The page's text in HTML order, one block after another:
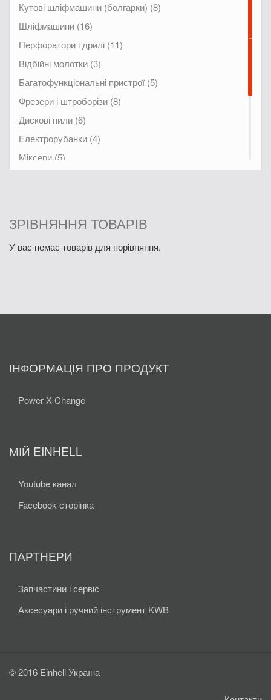
Кутові шліфмашини (болгарки) (8)
Шліфмашини (16)
Перфоратори і дрилі (11)
Відбійні молотки (3)
Багатофункціональні пристрої (5)
Фрезери і штроборізи (8)
Дискові пили (6)
Електрорубанки (4)
Міксери (5)
Термоповітродувки (3)
Інші електроінструменти (1)
ЗРІВНЯННЯ ТОВАРІВ
У вас немає товарів для порівняння.
ІНФОРМАЦІЯ ПРО ПРОДУКТ
Power X-Change
МІЙ EINHELL
Youtube канал
Facebook сторінка
ПАРТНЕРИ
Запчастини і сервіс
Аксесуари і ручний інструмент KWB
© 2016 Einhell Україна